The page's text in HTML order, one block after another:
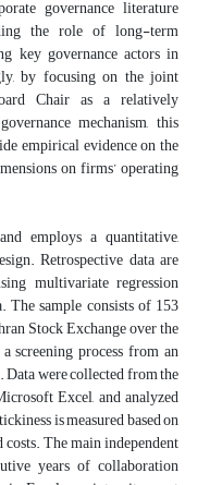
governance literature
the role of long-term
key governance actors in
by focusing on the joint
Chair as a relatively
mechanism, this
empirical evidence on the
on firms’ operating
employs a quantitative,
Retrospective data are
multivariate regression
The sample consists of 153
Stock Exchange over the
screening process from an
were collected from the
Excel, and analyzed
is measured based on
The main independent
years of collaboration